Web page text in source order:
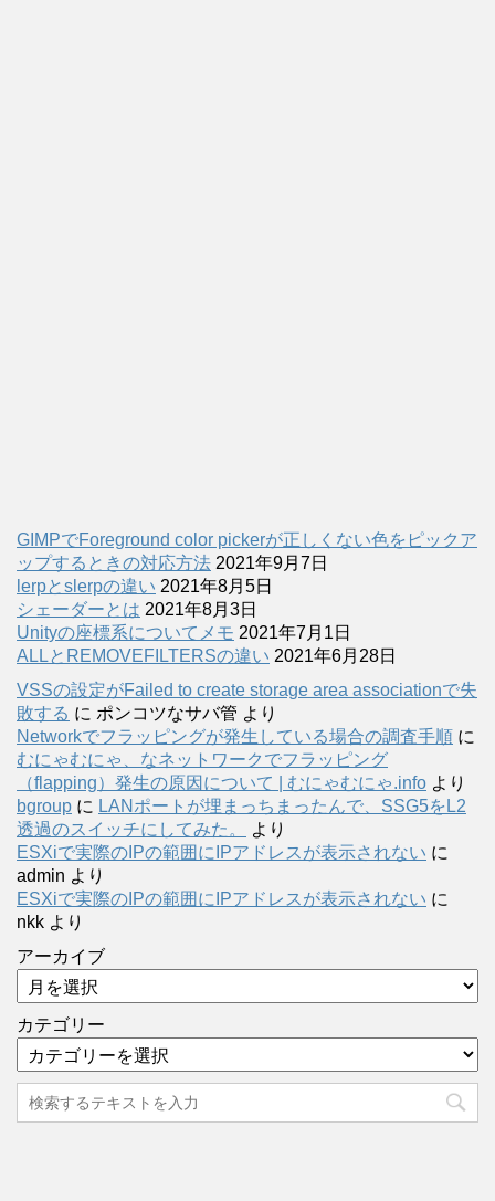
GIMPでForeground color pickerが正しくない色をピックア
ップするときの対応方法 2021年9月7日
lerpとslerpの違い 2021年8月5日
シェーダーとは 2021年8月3日
Unityの座標系についてメモ 2021年7月1日
ALLとREMOVEFILTERSの違い 2021年6月28日
VSSの設定がFailed to create storage area associationで失
敗する に ポンコツなサバ管 より
Networkでフラッピングが発生している場合の調査手順 に
むにゃむにゃ、なネットワークでフラッピング
（flapping）発生の原因について | むにゃむにゃ.info より
bgroup に LANポートが埋まっちまったんで、SSG5をL2
透過のスイッチにしてみた。
より
ESXiで実際のIPの範囲にIPアドレスが表示されない に
admin より
ESXiで実際のIPの範囲にIPアドレスが表示されない に
nkk より
アーカイブ
カテゴリー